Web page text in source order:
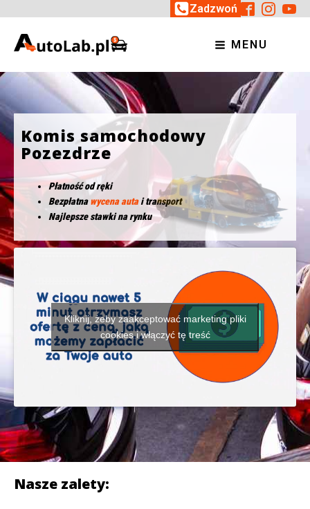
Zadzwoń
MENU
Komis samochodowy
Pozezdrze
Płatność od ręki
Bezpłatnawycena autai transport
Najlepsze stawki na rynku
Kliknij, żeby zaakceptować marketing pliki
cookies i włączyć tę treść
Nasze zalety: